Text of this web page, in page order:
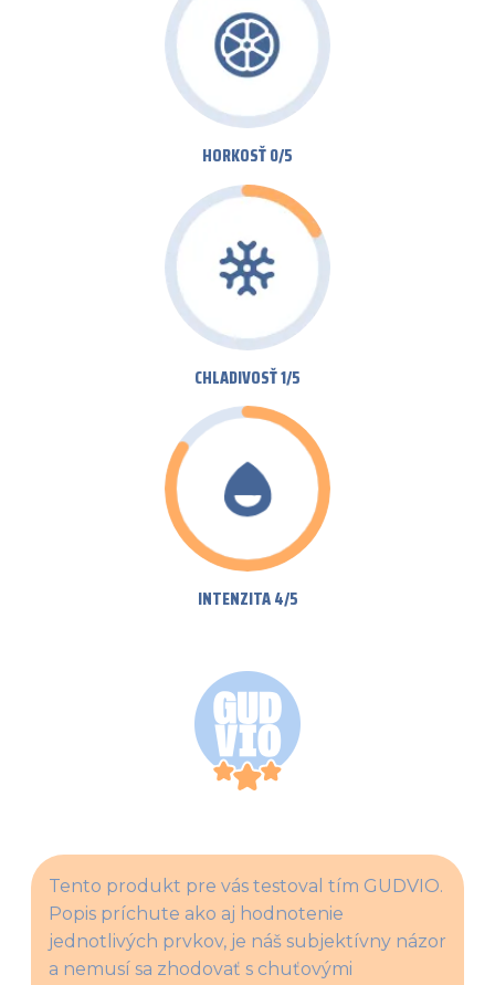
HORKOSŤ 0/5
CHLADIVOSŤ 1/5
INTENZITA 4/5
Tento produkt pre vás testoval tím GUDVIO.
Popis príchute ako aj hodnotenie
jednotlivých prvkov, je náš subjektívny názor
a nemusí sa zhodovať s chuťovými